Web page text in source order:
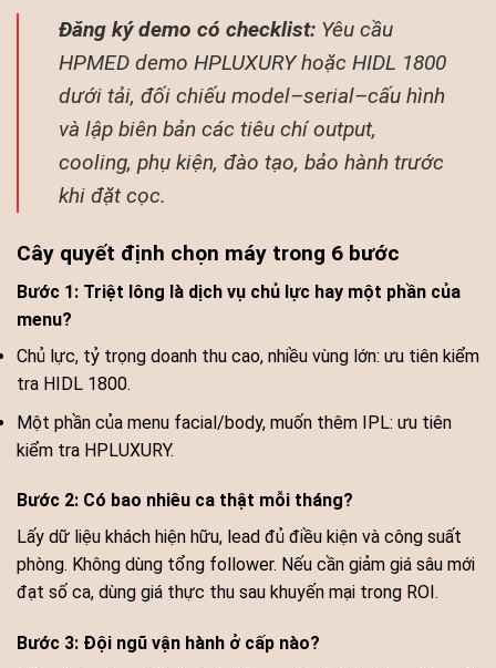
Đăng ký demo có checklist: Yêu cầu
HPMED demo HPLUXURY hoặc HIDL 1800
dưới tải, đối chiếu model–serial–cấu hình
và lập biên bản các tiêu chí output,
cooling, phụ kiện, đào tạo, bảo hành trước
khi đặt cọc.
Cây quyết định chọn máy trong 6 bước
Bước 1: Triệt lông là dịch vụ chủ lực hay một phần của
menu?
Chủ lực, tỷ trọng doanh thu cao, nhiều vùng lớn: ưu tiên kiểm
tra HIDL 1800.
Một phần của menu facial/body, muốn thêm IPL: ưu tiên
kiểm tra HPLUXURY.
Bước 2: Có bao nhiêu ca thật mỗi tháng?
Lấy dữ liệu khách hiện hữu, lead đủ điều kiện và công suất
phòng. Không dùng tổng follower. Nếu cần giảm giá sâu mới
đạt số ca, dùng giá thực thu sau khuyến mại trong ROI.
Bước 3: Đội ngũ vận hành ở cấp nào?